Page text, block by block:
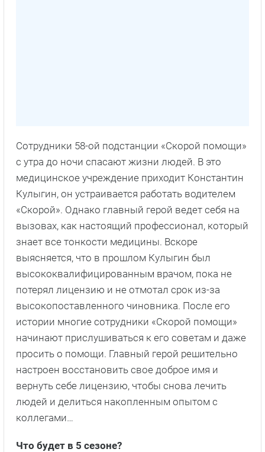
Сотрудники 58-ой подстанции «Скорой помощи»
с утра до ночи спасают жизни людей. В это
медицинское учреждение приходит Константин
Кулыгин, он устраивается работать водителем
«Скорой». Однако главный герой ведет себя на
вызовах, как настоящий профессионал, который
знает все тонкости медицины. Вскоре
выясняется, что в прошлом Кулыгин был
высококвалифицированным врачом, пока не
потерял лицензию и не отмотал срок из-за
высокопоставленного чиновника. После его
истории многие сотрудники «Скорой помощи»
начинают прислушиваться к его советам и даже
просить о помощи. Главный герой решительно
настроен восстановить свое доброе имя и
вернуть себе лицензию, чтобы снова лечить
людей и делиться накопленным опытом с
коллегами…
Что будет в 5 сезоне?